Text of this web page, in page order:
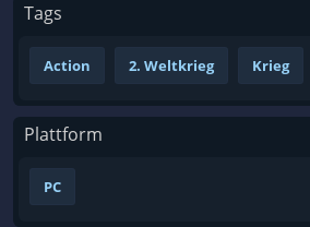
Tags
Action 2. Weltkrieg Krieg
Plattform
PC